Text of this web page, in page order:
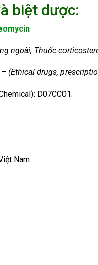
biệt dược:
ngoài, Thuốc
– (Ethical drugs,
D07CC01.
Nam